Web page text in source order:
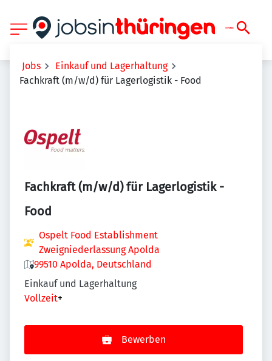
Jobs
Einkauf und Lagerhaltung
Fachkraft (m/w/d) für Lagerlogistik - Food
Fachkraft (m/w/d) für Lagerlogistik -
Food
Ospelt Food Establishment
Zweigniederlassung Apolda
99510 Apolda, Deutschland
Einkauf und Lagerhaltung
Vollzeit+
Bewerben